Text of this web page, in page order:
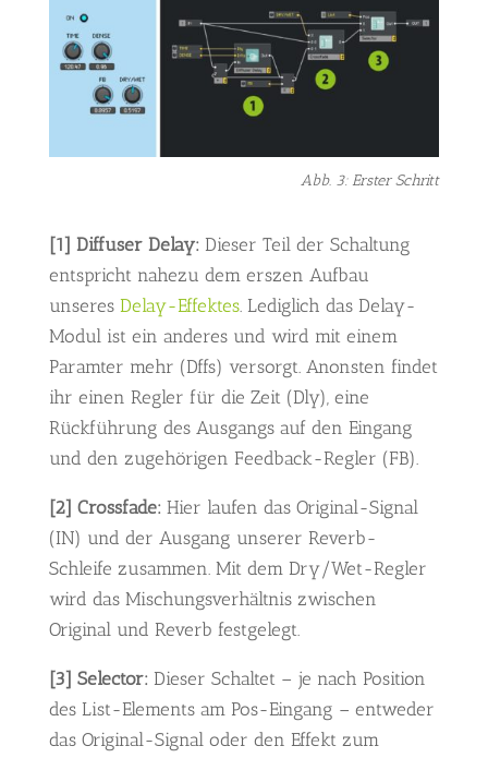
Abb. 3: Erster Schritt
[1] Diffuser Delay: Dieser Teil der Schaltung
entspricht nahezu dem erszen Aufbau
unseres Delay-Effektes. Lediglich das Delay-
Modul ist ein anderes und wird mit einem
Paramter mehr (Dffs) versorgt. Anonsten findet
ihr einen Regler für die Zeit (Dly), eine
Rückführung des Ausgangs auf den Eingang
und den zugehörigen Feedback-Regler (FB).
[2] Crossfade: Hier laufen das Original-Signal
(IN) und der Ausgang unserer Reverb-
Schleife zusammen. Mit dem Dry/Wet-Regler
wird das Mischungsverhältnis zwischen
Original und Reverb festgelegt.
[3] Selector: Dieser Schaltet – je nach Position
des List-Elements am Pos-Eingang – entweder
das Original-Signal oder den Effekt zum